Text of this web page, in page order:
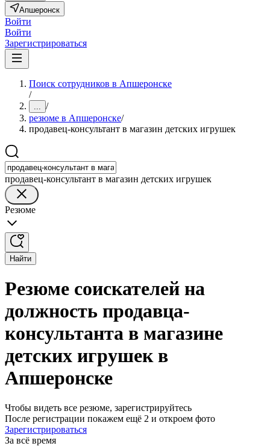
Апшеронск
Войти
Войти
Зарегистрироваться
Поиск сотрудников в Апшеронске
/
... /
резюме в Апшеронске/
продавец-консультант в магазин детских игрушек
продавец-консультант в магазин детских игрушек
Резюме
Найти
Резюме соискателей на
должность продавца-
консультанта в магазине
детских игрушек в
Апшеронске
Чтобы видеть все резюме, зарегистрируйтесь
После регистрации покажем ещё 2 и откроем фото
Зарегистрироваться
За всё время